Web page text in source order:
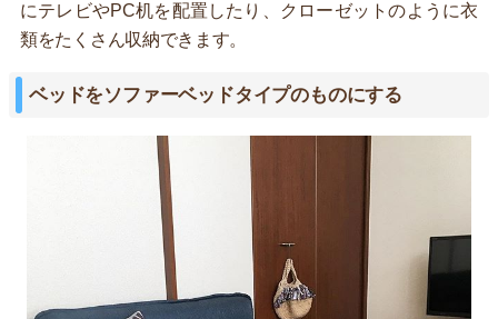
にテレビやPC机を配置したり、クローゼットのように衣
類をたくさん収納できます。
ベッドをソファーベッドタイプのものにする